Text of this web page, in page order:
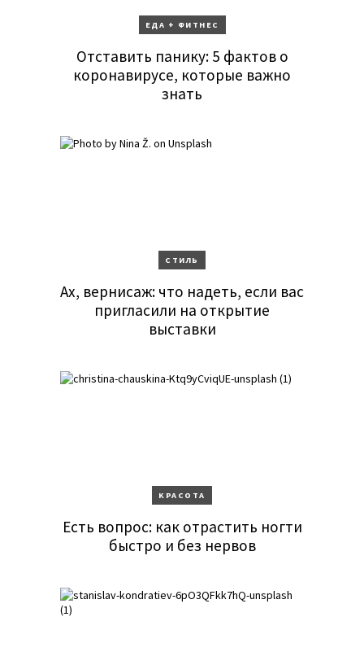
ЕДА + ФИТНЕС
Отставить панику: 5 фактов о
коронавирусе, которые важно
знать
CТИЛЬ
Ах, вернисаж: что надеть, если вас
пригласили на открытие
выставки
KРАСОТА
Есть вопрос: как отрастить ногти
быстро и без нервов